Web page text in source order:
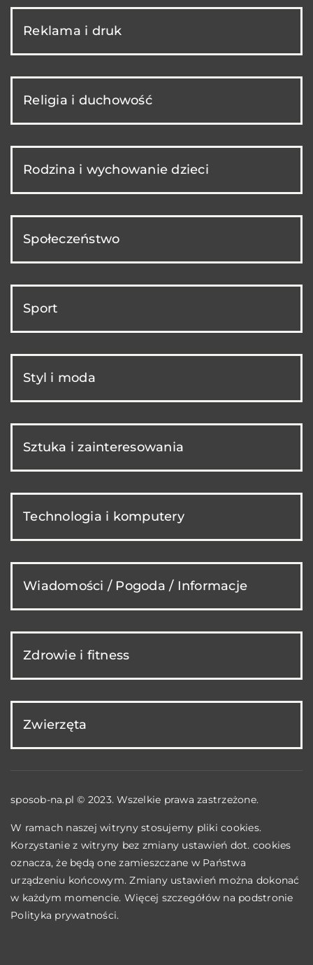
Reklama i druk
Religia i duchowość
Rodzina i wychowanie dzieci
Społeczeństwo
Sport
Styl i moda
Sztuka i zainteresowania
Technologia i komputery
Wiadomości / Pogoda / Informacje
Zdrowie i fitness
Zwierzęta
sposob-na.pl © 2023. Wszelkie prawa zastrzeżone.
W ramach naszej witryny stosujemy pliki cookies.
Korzystanie z witryny bez zmiany ustawień dot. cookies
oznacza, że będą one zamieszczane w Państwa
urządzeniu końcowym. Zmiany ustawień można dokonać
w każdym momencie. Więcej szczegółów na podstronie
Polityka prywatności.